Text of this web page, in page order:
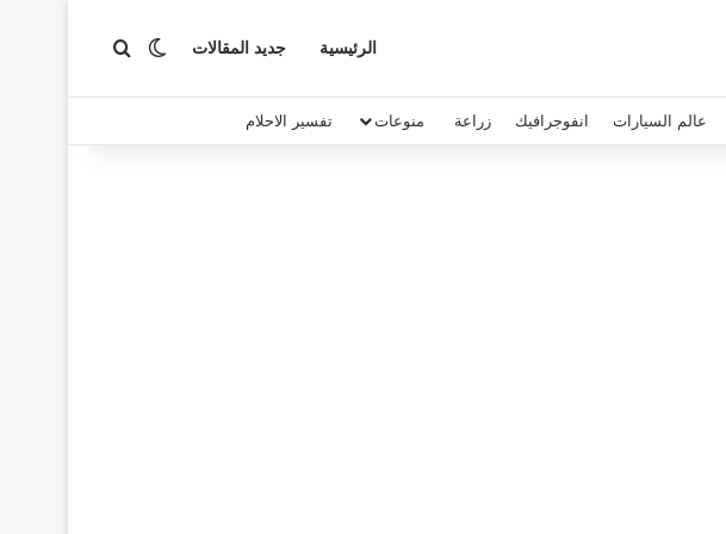
الرئيسية جديد المقالات الوضع المظلم
بحث عن
عالم السيارات انفوجرافيك زراعة منوعات تفسير الاحلام